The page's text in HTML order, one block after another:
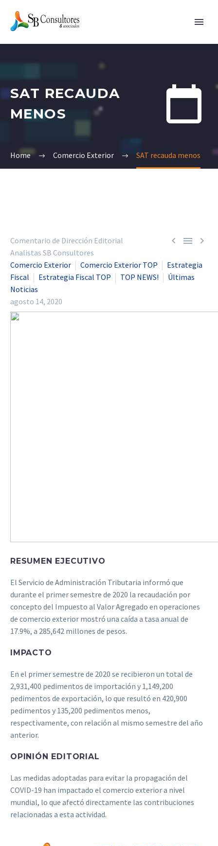


SAT RECAUDA
MENOS
Home Comercio Exterior SAT recauda menos
  
Comentario de Dirección Editorial
Analistas SB Consultores
Comercio Exterior
Comercio Exterior TOP
Estrategia
Fiscal
Estrategia Fiscal TOP TOP NEWS!
Últimas
Noticias
agosto 14, 2020
RESUMEN EJECUTIVO
El Servicio de Administración Tributaria informó que
durante el primer semestre de 2020 la recaudación por
concepto del Impuesto al Valor Agregado en operaciones
de comercio exterior mostró una caída a tasa anual de
17.9%, a 285,642 millones de pesos.
IMPACTO
En el primer semestre de 2020 se recibieron un total de
2,931,400 pedimentos de importación y 1,149,200
pedimentos de exportación, lo que resultó en 420,900
pedimentos y 135,200 pedimentos menos,
respectivamente, con relación al mismo semestre del año
anterior.
OPINIÓN EDITORIAL
Las medidas adoptadas para evitar la propagación del
COVID-19 han impactado el comercio exterior a nivel
mundial, lo que afectó directamente las contribuciones
relacionadas a esta actividad.